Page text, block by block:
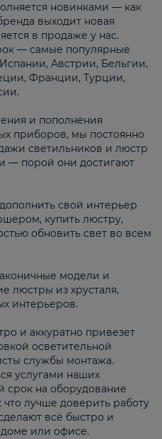
новинками — как
выходит новая
в продаже у нас.
— самые популярные
Австрии, Бельгии,
Франции, Турции,
и пополнения
приборов, мы постоянно
светильников и люстр
— порой они достигают
свой интерьер
купить люстру,
обновить свет во всем
модели и
люстры из хрусталя,
интерьеров.
и аккуратно привезет
осветительной
службы монтажа.
услугами наших
срок на оборудование
что лучше доверить работу
всё быстро и
или офисе.